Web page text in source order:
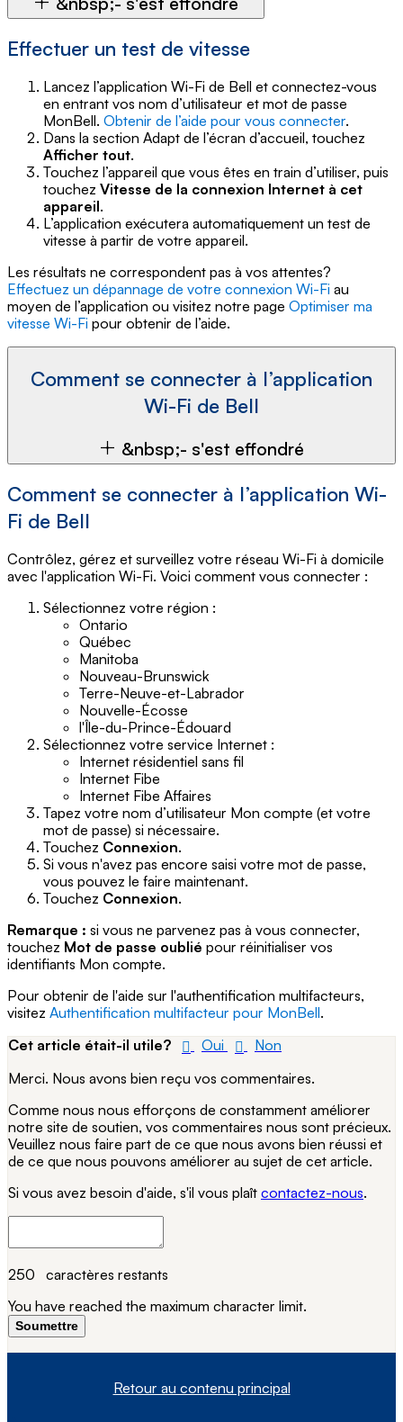
Effectuer un test de vitesse
Lancez l’application Wi-Fi de Bell et connectez-vous
en entrant vos nom d’utilisateur et mot de passe
MonBell. Obtenir de l’aide pour vous connecter.
Dans la section Adapt de l’écran d’accueil, touchez
Afficher tout.
Touchez l’appareil que vous êtes en train d’utiliser, puis
touchez Vitesse de la connexion Internet à cet
appareil.
L’application exécutera automatiquement un test de
vitesse à partir de votre appareil.
Les résultats ne correspondent pas à vos attentes?
Effectuez un dépannage de votre connexion Wi-Fi au
moyen de l’application ou visitez notre page Optimiser ma
vitesse Wi-Fi pour obtenir de l’aide.
Comment se connecter à l’application
Wi-Fi de Bell
&nbsp;- s'est effondré
Comment se connecter à l’application Wi-
Fi de Bell
Contrôlez, gérez et surveillez votre réseau Wi-Fi à domicile
avec l'application Wi-Fi. Voici comment vous connecter :
Sélectionnez votre région :
Ontario
Québec
Manitoba
Nouveau-Brunswick
Terre-Neuve-et-Labrador
Nouvelle-Écosse
l'Île-du-Prince-Édouard
Sélectionnez votre service Internet :
Internet résidentiel sans fil
Internet Fibe
Internet Fibe Affaires
Tapez votre nom d’utilisateur Mon compte (et votre
mot de passe) si nécessaire.
Touchez Connexion.
Si vous n'avez pas encore saisi votre mot de passe,
vous pouvez le faire maintenant.
Touchez Connexion.
Remarque : si vous ne parvenez pas à vous connecter,
touchez Mot de passe oublié pour réinitialiser vos
identifiants Mon compte.
Pour obtenir de l'aide sur l'authentification multifacteurs,
visitez Authentification multifacteur pour MonBell.
Cet article était-il utile?
Oui
Non
Merci. Nous avons bien reçu vos commentaires.
Comme nous nous efforçons de constamment améliorer
notre site de soutien, vos commentaires nous sont précieux.
Veuillez nous faire part de ce que nous avons bien réussi et
de ce que nous pouvons améliorer au sujet de cet article.
Si vous avez besoin d'aide, s'il vous plaît contactez-nous.
250 caractères restants
You have reached the maximum character limit.
Soumettre
Retour au contenu principal